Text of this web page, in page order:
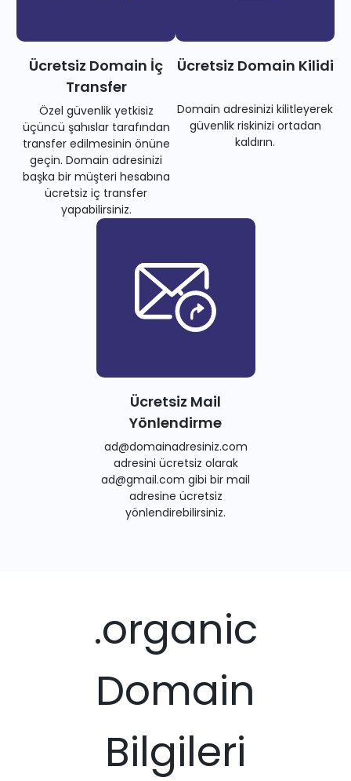
Ücretsiz Domain İç
Transfer
Özel güvenlik yetkisiz
üçüncü şahıslar tarafından
transfer edilmesinin önüne
geçin. Domain adresinizi
başka bir müşteri hesabına
ücretsiz iç transfer
yapabilirsiniz.
Ücretsiz Domain Kilidi
Domain adresinizi kilitleyerek
güvenlik riskinizi ortadan
kaldırın.
Ücretsiz Mail
Yönlendirme
ad@domainadresiniz.com
adresini ücretsiz olarak
ad@gmail.com gibi bir mail
adresine ücretsiz
yönlendirebilirsiniz.
.organic
Domain
Bilgileri